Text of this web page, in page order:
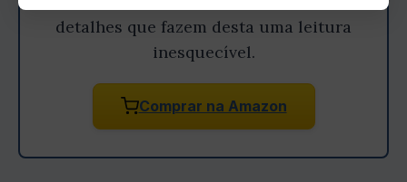
detalhes que fazem desta uma leitura
inesquecível.
Comprar na Amazon